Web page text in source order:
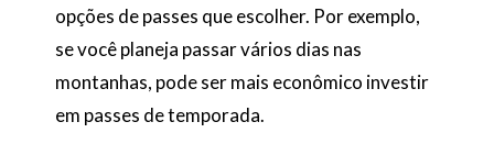
opções de passes que escolher. Por exemplo,
se você planeja passar vários dias nas
montanhas, pode ser mais econômico investir
em passes de temporada.